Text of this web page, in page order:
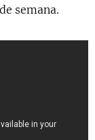
semana.